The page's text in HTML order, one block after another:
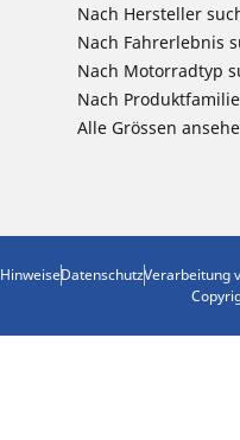
Nach Hersteller
Nach Fahrerlebnis
Nach Motorradtyp
Nach
Alle Grössen
DatenschutzVerarbeitung